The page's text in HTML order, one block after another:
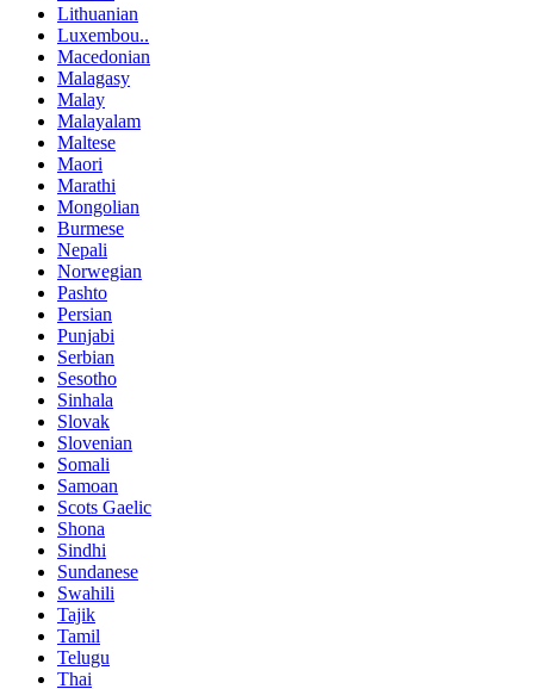
Lithuanian
Luxembou..
Macedonian
Malagasy
Malay
Malayalam
Maltese
Maori
Marathi
Mongolian
Burmese
Nepali
Norwegian
Pashto
Persian
Punjabi
Serbian
Sesotho
Sinhala
Slovak
Slovenian
Somali
Samoan
Scots Gaelic
Shona
Sindhi
Sundanese
Swahili
Tajik
Tamil
Telugu
Thai